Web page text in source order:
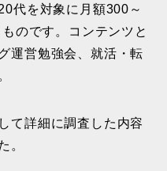
代を対象に月額300～
のです。コンテンツと
運営勉強会、就活・転
て詳細に調査した内容
。